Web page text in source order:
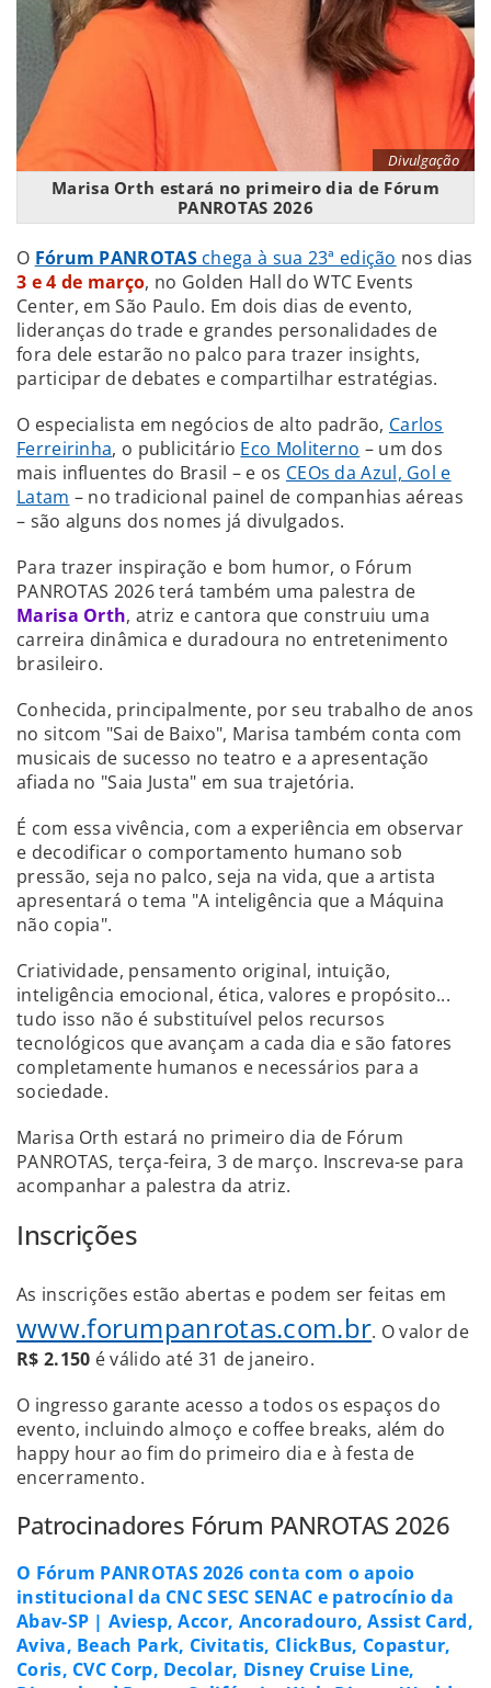
Divulgação
Marisa Orth estará no primeiro dia de Fórum
PANROTAS 2026
O Fórum PANROTASchega à sua 23ª edição nos dias
3 e 4 de março, no Golden Hall do WTC Events
Center, em São Paulo. Em dois dias de evento,
lideranças do trade e grandes personalidades de
fora dele estarão no palco para trazer insights,
participar de debates e compartilhar estratégias.
O especialista em negócios de alto padrão, Carlos
Ferreirinha, o publicitário Eco Moliterno – um dos
mais influentes do Brasil – e os CEOs da Azul, Gol e
Latam – no tradicional painel de companhias aéreas
– são alguns dos nomes já divulgados.
Para trazer inspiração e bom humor, o Fórum
PANROTAS 2026 terá também uma palestra de
Marisa Orth, atriz e cantora que construiu uma
carreira dinâmica e duradoura no entretenimento
brasileiro.
Conhecida, principalmente, por seu trabalho de anos
no sitcom "Sai de Baixo", Marisa também conta com
musicais de sucesso no teatro e a apresentação
afiada no "Saia Justa" em sua trajetória.
É com essa vivência, com a experiência em observar
e decodificar o comportamento humano sob
pressão, seja no palco, seja na vida, que a artista
apresentará o tema "A inteligência que a Máquina
não copia".
Criatividade, pensamento original, intuição,
inteligência emocional, ética, valores e propósito...
tudo isso não é substituível pelos recursos
tecnológicos que avançam a cada dia e são fatores
completamente humanos e necessários para a
sociedade.
Marisa Orth estará no primeiro dia de Fórum
PANROTAS, terça-feira, 3 de março. Inscreva-se para
acompanhar a palestra da atriz.
Inscrições
As inscrições estão abertas e podem ser feitas em
www.forumpanrotas.com.br. O valor de
R$ 2.150 é válido até 31 de janeiro.
O ingresso garante acesso a todos os espaços do
evento, incluindo almoço e coffee breaks, além do
happy hour ao fim do primeiro dia e à festa de
encerramento.
Patrocinadores Fórum PANROTAS 2026
O Fórum PANROTAS 2026 conta com o apoio
institucional da CNC SESC SENAC e patrocínio da
Abav-SP | Aviesp, Accor, Ancoradouro, Assist Card,
Aviva, Beach Park, Civitatis, ClickBus, Copastur,
Coris, CVC Corp, Decolar, Disney Cruise Line,